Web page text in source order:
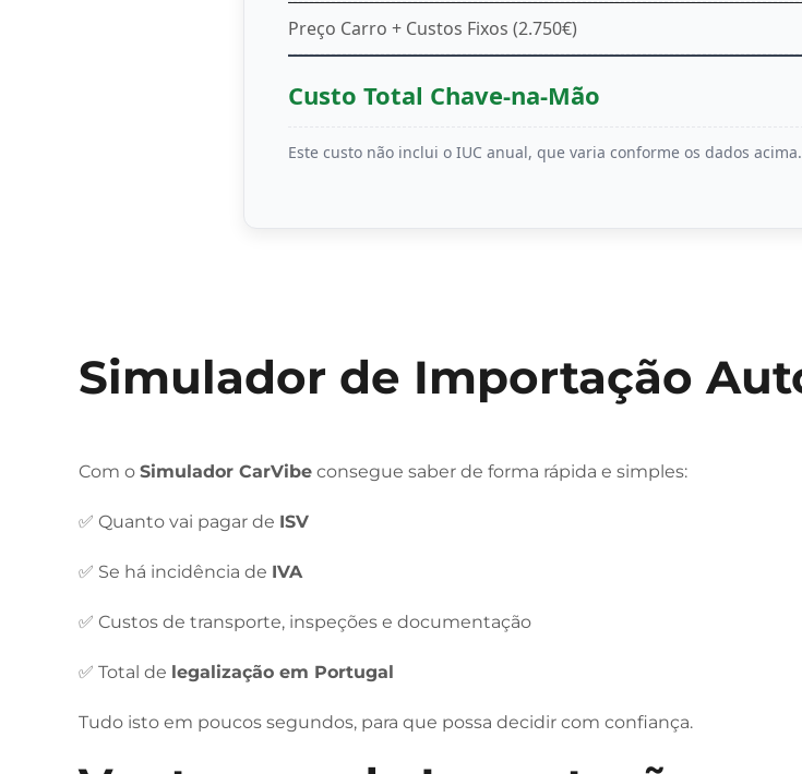
Preço Carro + Custos Fixos (2.750€)
Custo Total Chave-na-Mão
Este custo não inclui o IUC anual, que varia conforme os dados acima.
Simulador de Importação
Com o Simulador CarVibe consegue saber de forma rápida e simples:
✅ Quanto vai pagar de ISV
✅ Se há incidência de IVA
✅ Custos de transporte, inspeções e documentação
✅ Total de legalização em Portugal
Tudo isto em poucos segundos, para que possa decidir com confiança.